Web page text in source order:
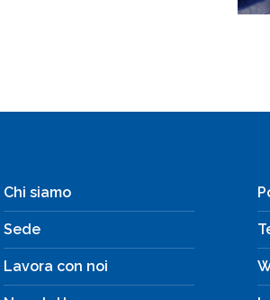
Chi siamo
Sede
Lavora con noi